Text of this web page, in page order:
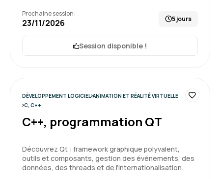
Prochaine session:
23/11/2026 5 jours
Session disponible !
DÉVELOPPEMENT LOGICIEL ANIMATION ET RÉALITÉ VIRTUELLE
C, C++
C++, programmation QT
Découvrez Qt : framework graphique polyvalent,
outils et composants, gestion des événements, des
données, des threads et de l’internationalisation.